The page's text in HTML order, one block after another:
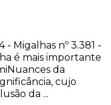
Migalhas nº 3.381 -
é mais importante
da
cujo
da ...